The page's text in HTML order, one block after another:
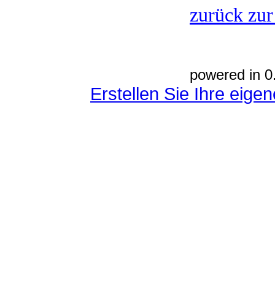
zurück
powered in
Erstellen Sie Ihre